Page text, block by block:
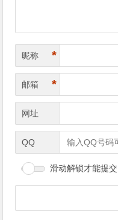
昵称 *
邮箱 *
网址
QQ
滑动解锁才能提交